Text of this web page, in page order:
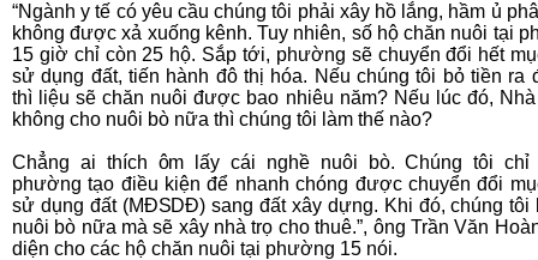
“Ngành y tế có yêu cầu chúng tôi phải xây hồ lắng, hầm ủ
không được xả xuống kênh. Tuy nhiên, số hộ chăn nuôi tại
15 giờ chỉ còn 25 hộ. Sắp tới, phường sẽ chuyển đổi hết
sử dụng đất, tiến hành đô thị hóa. Nếu chúng tôi bỏ tiền ra
thì liệu sẽ chăn nuôi được bao nhiêu năm? Nếu lúc đó,
không cho nuôi bò nữa thì chúng tôi làm thế nào?
Chẳng ai thích ôm lấy cái nghề nuôi bò. Chúng tôi chỉ
phường tạo điều kiện để nhanh chóng được chuyển đổi
sử dụng đất (MĐSDĐ) sang đất xây dựng. Khi đó, chúng tôi
nuôi bò nữa mà sẽ xây nhà trọ cho thuê.”, ông Trần Văn
diện cho các hộ chăn nuôi tại phường 15 nói.